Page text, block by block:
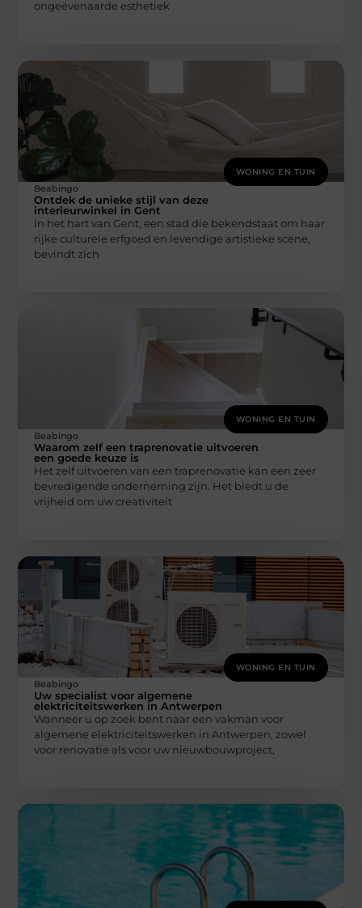
ongeëvenaarde esthetiek
WONING EN TUIN
Beabingo
Ontdek de unieke stijl van deze
interieurwinkel in Gent
In het hart van Gent, een stad die bekendstaat om haar
rijke culturele erfgoed en levendige artistieke scene,
bevindt zich
WONING EN TUIN
Beabingo
Waarom zelf een traprenovatie uitvoeren
een goede keuze is
Het zelf uitvoeren van een traprenovatie kan een zeer
bevredigende onderneming zijn. Het biedt u de
vrijheid om uw creativiteit
WONING EN TUIN
Beabingo
Uw specialist voor algemene
elektriciteitswerken in Antwerpen
Wanneer u op zoek bent naar een vakman voor
algemene elektriciteitswerken in Antwerpen, zowel
voor renovatie als voor uw nieuwbouwproject,